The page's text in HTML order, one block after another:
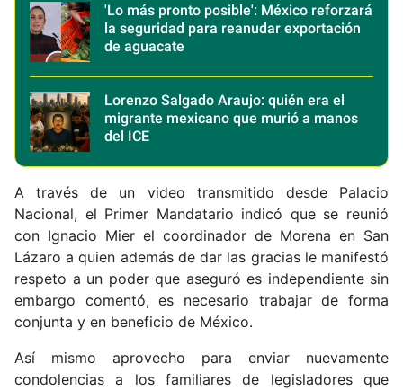
'Lo más pronto posible': México reforzará
la seguridad para reanudar exportación
de aguacate
Lorenzo Salgado Araujo: quién era el
migrante mexicano que murió a manos
del ICE
A través de un video transmitido desde Palacio
Nacional, el Primer Mandatario indicó que se reunió
con Ignacio Mier el coordinador de Morena en San
Lázaro a quien además de dar las gracias le manifestó
respeto a un poder que aseguró es independiente sin
embargo comentó, es necesario trabajar de forma
conjunta y en beneficio de México.
Así mismo aprovecho para enviar nuevamente
condolencias a los familiares de legisladores que